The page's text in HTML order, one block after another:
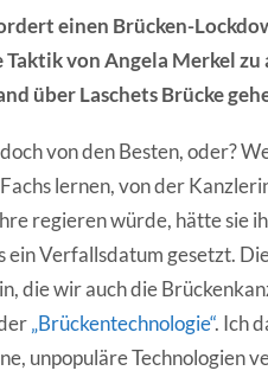
einen Brücken-
von Angela Merkel
über Laschets Brücke
von den Besten, oder?
lernen, von der
regieren würde, hätte sie
ein Verfallsdatum gesetzt.
die wir auch die
„Brückentechnologie“. Ich
unpopuläre Technologien